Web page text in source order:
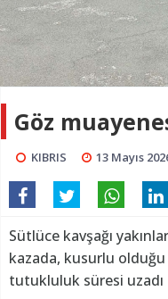
Göz
KIBRIS 13 Mayıs
Sütlüce kavşağı
kazada, kusurlu
tutukluluk süresi uzadı